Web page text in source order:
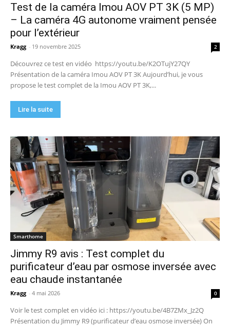
Test de la caméra Imou AOV PT 3K (5 MP)
– La caméra 4G autonome vraiment pensée
pour l’extérieur
Kragg - 19 novembre 2025 2
Découvrez ce test en vidéo https://youtu.be/K2OTujY27QY
Présentation de la caméra Imou AOV PT 3K Aujourd’hui, je vous
propose le test complet de la Imou AOV PT 3K,...
Lire la suite
Smarthome
Jimmy R9 avis : Test complet du
purificateur d’eau par osmose inversée avec
eau chaude instantanée
Kragg - 4 mai 2026 0
Voir le test complet en vidéo ici : https://youtu.be/4B7ZMx_Jz2Q
Présentation du Jimmy R9 (purificateur d’eau osmose inversée) On